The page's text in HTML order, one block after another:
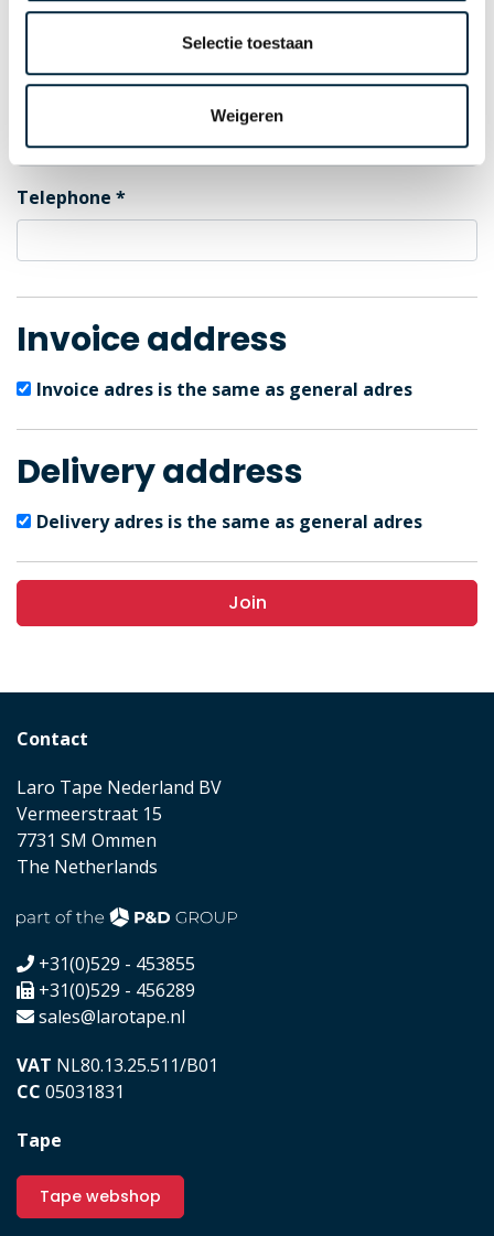
Selectie toestaan
Weigeren
Country
Telephone
Invoice address
Invoice adres is the same as general adres
Delivery address
Delivery adres is the same as general adres
Join
Contact
Laro Tape Nederland BV
Vermeerstraat 15
7731 SM Ommen
The Netherlands
+31(0)529 - 453855
+31(0)529 - 456289
sales@larotape.nl
VAT NL80.13.25.511/B01
CC 05031831
Tape
Tape webshop